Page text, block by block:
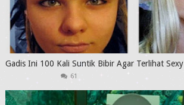
Gadis Ini 100 Kali Suntik Bibir Agar Terlihat Sexy
61